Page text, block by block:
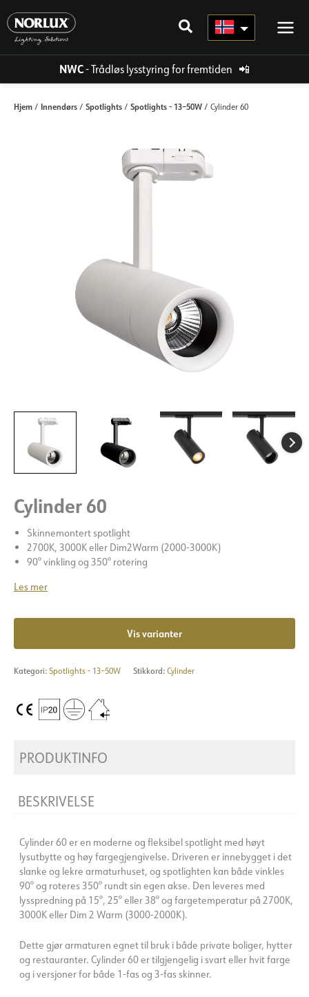
rett
innholdet
NWC- Trådløs lysstyring for fremtiden 📲
Hjem / Innendørs / Spotlights / Spotlights - 13–50W / Cylinder 60
Cylinder 60
Skinnemontert spotlight
2700K, 3000K eller Dim2Warm (2000-3000K)
90° vinkling og 350° rotering
Les mer
Vis varianter
Kategori: Spotlights - 13–50W Stikkord: Cylinder
PRODUKTINFO
BESKRIVELSE
Cylinder 60 er en moderne og fleksibel spotlight med høyt
lysutbytte og høy fargegjengivelse. Driveren er innebygget i det
slanke og lekre armaturhuset, og spotlighten kan både vinkles
90° og roteres 350° rundt sin egen akse. Den leveres med
lysspredning på 15°, 25° eller 38° og fargetemperatur på 2700K,
3000K eller Dim 2 Warm (3000-2000K).
Dette gjør armaturen egnet til bruk i både private boliger, hytter
og restauranter. Cylinder 60 er tilgjengelig i svart eller hvit farge
og i versjoner for både 1-fas og 3-fas skinner.